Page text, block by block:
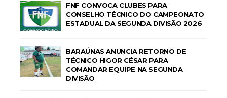
FNF CONVOCA CLUBES PARA
CONSELHO TÉCNICO DO CAMPEONATO
ESTADUAL DA SEGUNDA DIVISÃO 2026
BARAÚNAS ANUNCIA RETORNO DE
TÉCNICO HIGOR CÉSAR PARA
COMANDAR EQUIPE NA SEGUNDA
DIVISÃO